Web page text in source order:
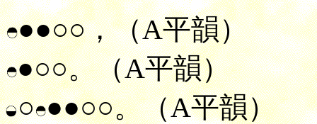
●●○○，（A平韻）
●○○。（A平韻）
○ ●●○○。（A平韻）